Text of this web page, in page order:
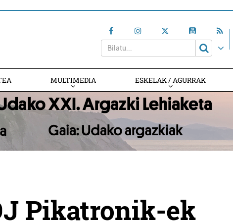
MULTIMEDIA ESKELAK / AGURRAK
Pikatronik-ek